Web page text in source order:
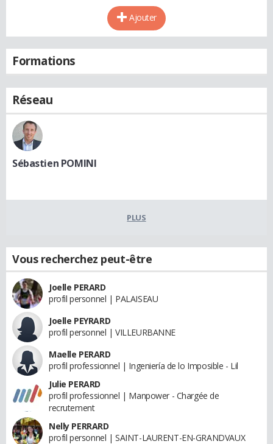
Ajouter
Formations
Réseau
Sébastien POMINI
PLUS
Vous recherchez peut-être
Joelle PERARD
profil personnel | PALAISEAU
Joelle PEYRARD
profil personnel | VILLEURBANNE
Maelle PERARD
profil professionnel | Ingeniería de lo Imposible - Lil
Julie PERARD
profil professionnel | Manpower - Chargée de
recrutement
Nelly PERRARD
profil personnel | SAINT-LAURENT-EN-GRANDVAUX